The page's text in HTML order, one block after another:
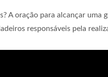
A oração para alcançar uma
responsáveis pela